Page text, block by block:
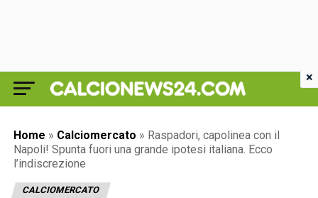
Home » Calciomercato » Raspadori, capolinea con il
Napoli! Spunta fuori una grande ipotesi italiana. Ecco
l’indiscrezione
CALCIOMERCATO
×